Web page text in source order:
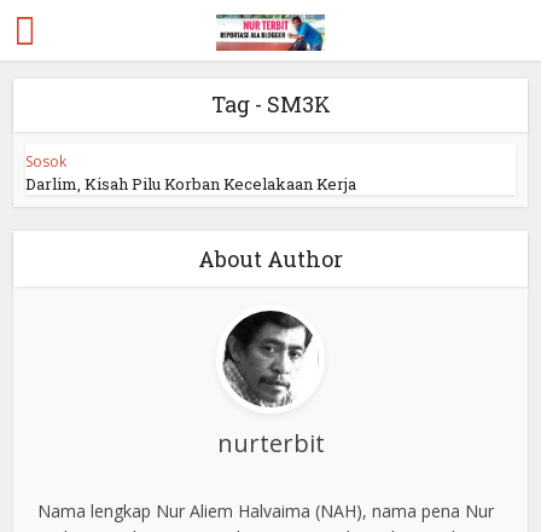
Tag - SM3K
Sosok
Darlim, Kisah Pilu Korban Kecelakaan Kerja
About Author
nurterbit
Nama lengkap Nur Aliem Halvaima (NAH), nama pena Nur